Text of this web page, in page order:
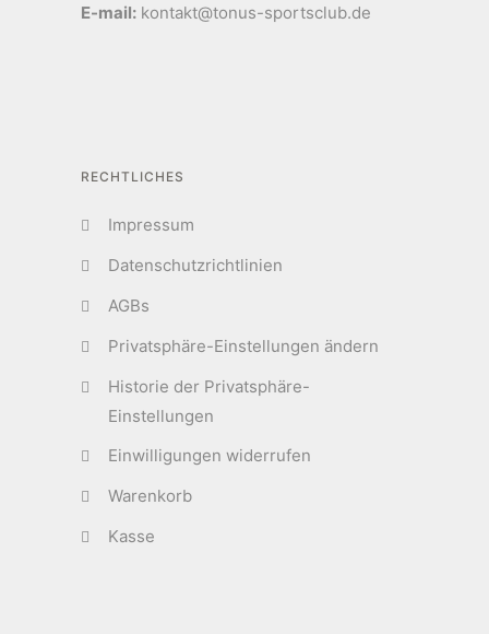
E-mail: kontakt@tonus-sportsclub.de
RECHTLICHES
Impressum
Datenschutzrichtlinien
AGBs
Privatsphäre-Einstellungen ändern
Historie der Privatsphäre-
Einstellungen
Einwilligungen widerrufen
Warenkorb
Kasse